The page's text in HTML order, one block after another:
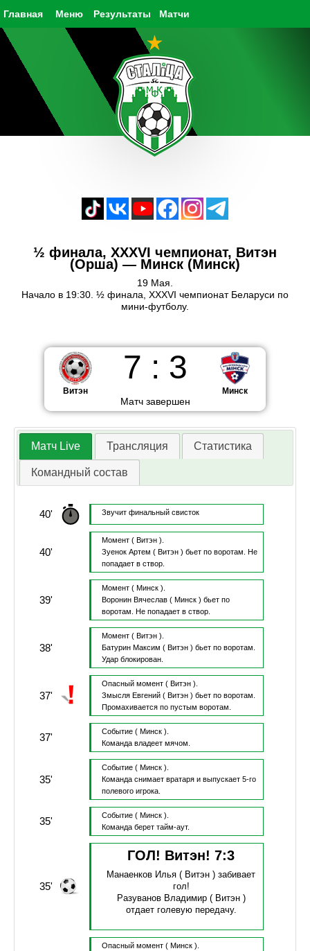
Главная Результаты Матчи
Меню
½ финала, XXXVI чемпионат, Витэн
(Орша) — Минск (Минск)
19 Мая.
Начало в 19:30. ½ финала, XXXVI чемпионат Беларуси по
мини-футболу.
Витэн
7 : 3
Матч завершен
Минск
Матч Live Трансляция Статистика
Командный состав
40' Звучит финальный свисток
40'
Момент ( Витэн ).
Зуенок Артем ( Витэн ) бьет по воротам.
Не
попадает в створ.
39'
Момент ( Минск ).
Воронин Вячеслав( Минск ) бьет по
воротам.
Не попадает в створ.
38'
Момент ( Витэн ).
Батурин Максим ( Витэн ) бьет по воротам.
Удар блокирован.
37'
Опасный момент ( Витэн ).
Змысля Евгений( Витэн ) бьет по воротам.
Промахивается по пустым воротам.
37' Событие ( Минск ).
Команда владеет мячом.
35'
Событие ( Минск ).
Команда снимает вратаря и выпускает 5-го
полевого игрока.
35' Событие ( Минск ).
Команда берет тайм-аут.
35'
ГОЛ! Витэн!7:3
Манаенков Илья ( Витэн )забивает
гол!
Разуванов Владимир( Витэн )
отдает голевую передачу.
Опасный момент ( Минск ).